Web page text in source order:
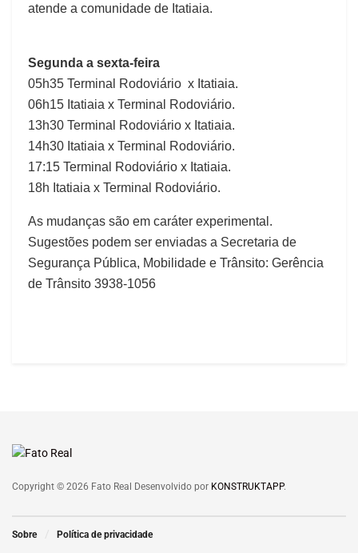
atende a comunidade de Itatiaia.
Segunda a sexta-feira
05h35 Terminal Rodoviário x Itatiaia.
06h15 Itatiaia x Terminal Rodoviário.
13h30 Terminal Rodoviário x Itatiaia.
14h30 Itatiaia x Terminal Rodoviário.
17:15 Terminal Rodoviário x Itatiaia.
18h Itatiaia x Terminal Rodoviário.
As mudanças são em caráter experimental.
Sugestões podem ser enviadas a Secretaria de
Segurança Pública, Mobilidade e Trânsito: Gerência
de Trânsito 3938-1056
Copyright © 2026 Fato Real Desenvolvido por KONSTRUKTAPP.
Sobre Política de privacidade